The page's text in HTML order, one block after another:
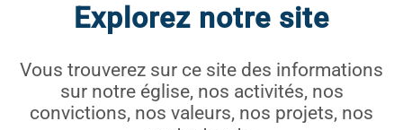
Explorez notre site
Vous trouverez sur ce site des informations
sur notre église, nos activités, nos
convictions, nos valeurs, nos projets, nos